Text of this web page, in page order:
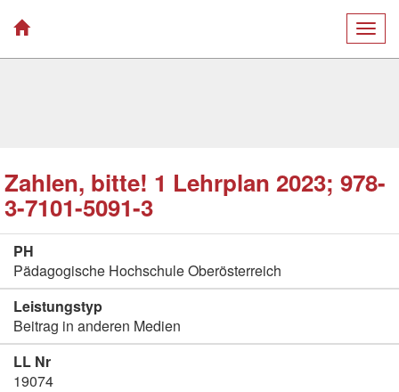
Zahlen, bitte! 1 Lehrplan 2023; 978-
3-7101-5091-3
PH
Pädagogische Hochschule Oberösterreich
Leistungstyp
Beitrag in anderen Medien
LL Nr
19074